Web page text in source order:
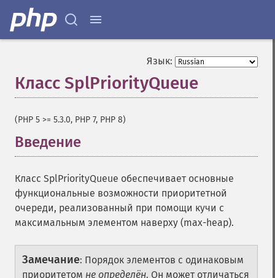
Язык:
Класс SplPriorityQueue
(PHP 5 >= 5.3.0, PHP 7, PHP 8)
Введение
Класс SplPriorityQueue обеспечивает основные
функциональные возможности приоритетной
очереди, реализованный при помощи кучи с
максимальным элементом наверху (max-heap).
Замечание: Порядок элементов с одинаковым
приоритетом не определён. Он может отличаться